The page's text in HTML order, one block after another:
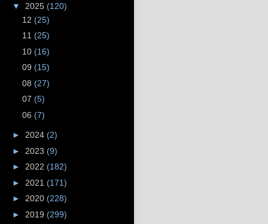
▼ 2025 (120)
12 (25)
11 (25)
10 (16)
09 (15)
08 (27)
07 (5)
06 (7)
► 2024 (2)
► 2023 (9)
► 2022 (182)
► 2021 (171)
► 2020 (228)
► 2019 (299)